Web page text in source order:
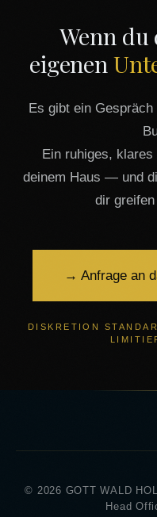
Wenn du
eigenen
Es gibt ein
Ein ruhiges,
deinem Haus — und
dir
→ Anfrage an
DISKRETION
© 2026 GOTT WALD
Head